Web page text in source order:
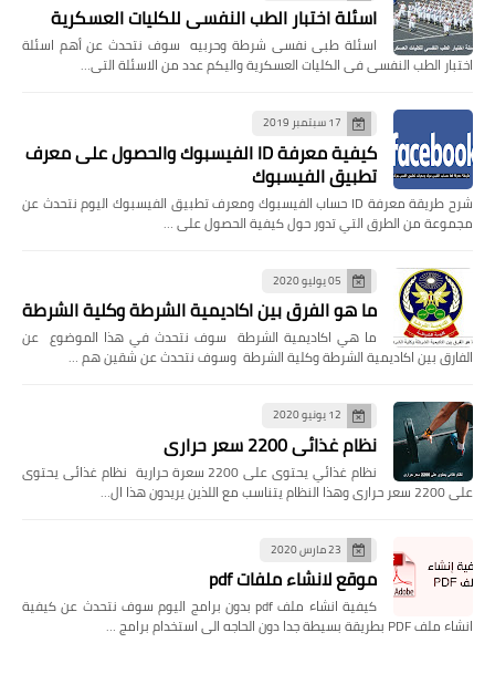
اسئلة اختبار الطب النفسى للكليات العسكرية
اسئلة طبى نفسى شرطة وحربيه سوف نتحدث عن أهم اسئلة
اختبار الطب النفسى فى الكليات العسكرية واليكم عدد من الاسئلة التى…
17 سبتمبر 2019
كيفية معرفة ID الفيسبوك والحصول على معرف
تطبيق الفيسبوك
شرح طريقة معرفة ID حساب الفيسبوك ومعرف تطبيق الفيسبوك اليوم نتحدث عن
مجموعة من الطرق التي تدور حول كيفية الحصول على …
05 يوليو 2020
ما هو الفرق بين اكاديمية الشرطة وكلية الشرطة
ما هي اكاديمية الشرطة سوف نتحدث في هذا الموضوع عن
الفارق بين اكاديمية الشرطة وكلية الشرطة وسوف نتحدث عن شقين هم …
12 يونيو 2020
نظام غذائى 2200 سعر حرارى
نظام غذائي يحتوى على 2200 سعرة حرارية نظام غذائى يحتوى
على 2200 سعر حرارى وهذا النظام يتناسب مع اللذين يريدون هذا ال…
23 مارس 2020
موقع لانشاء ملفات pdf
كيفية انشاء ملف pdf بدون برامج اليوم سوف نتحدث عن كيفية
انشاء ملف PDF بطريقة بسيطة جدا دون الحاجه الى استخدام برامج …